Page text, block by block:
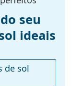
seu
ideais
de sol